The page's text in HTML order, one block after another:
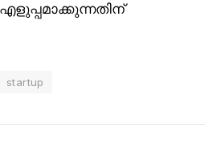
startup